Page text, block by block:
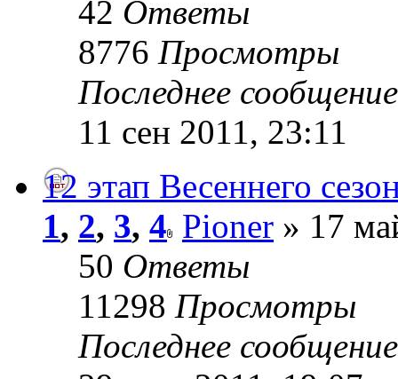
42 Ответы
8776 Просмотры
Последнее
11 сен 2011, 23:11
12 этап Весеннего
1, 2, 3, 4 Pioner » 17
50 Ответы
11298 Просмотры
Последнее